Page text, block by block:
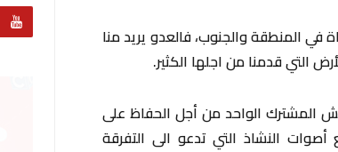
المنطقة والجنوب، فالعدو يريد منا
التي قدمنا من اجلها الكثير.
المشترك الواحد من أجل الحفاظ على
النشاذ التي تدعو الى التفرقة